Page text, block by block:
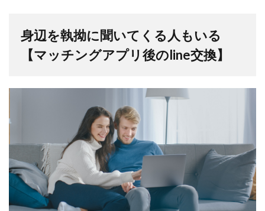
身辺を執拗に聞いてくる人もいる
【マッチングアプリ後のline交換】